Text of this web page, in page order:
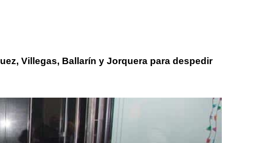
Villegas, Ballarín y Jorquera para despedir